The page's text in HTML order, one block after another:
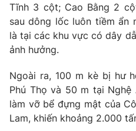
THỜI BÁO VTV
Theo dõi báo trên
Cơ quan chủ quản:Đài Truyền
Cơ quan báo chí:Thời báo VTV
Giấy phép hoạt động báo in và
Tĩnh 3 cột; Cao Bằng 2
sau dông lốc luôn tiềm ẩn
là tại các khu vực có dây
ảnh hưởng.
Ngoài ra, 100 m kè bị hư
Phú Thọ và 50 m tại Nghệ
làm vỡ bể đựng mật của
Lam, khiến khoảng 2.000